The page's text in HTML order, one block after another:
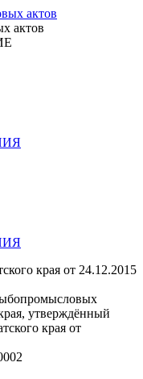
актов
края от 24.12.2015
утверждённый
края от